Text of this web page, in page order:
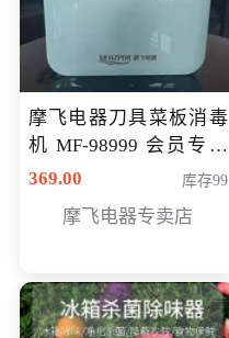
摩飞电器刀具菜板消毒
机 MF-98999 会员专享
价286元
369.00 库存99
摩飞电器专卖店